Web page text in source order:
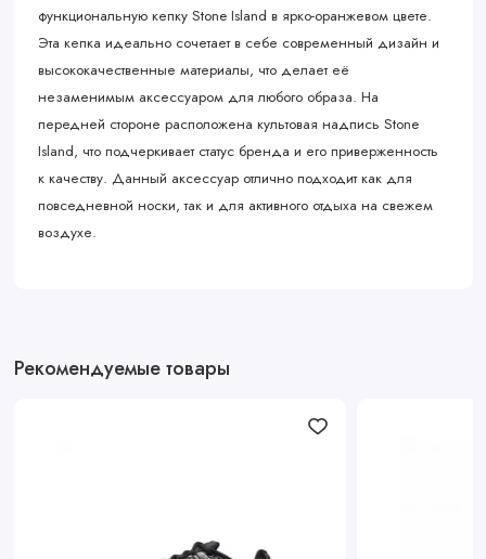
функциональную кепку Stone Island в ярко-оранжевом цвете.
Эта кепка идеально сочетает в себе современный дизайн и
высококачественные материалы, что делает её
незаменимым аксессуаром для любого образа. На
передней стороне расположена культовая надпись Stone
Island, что подчеркивает статус бренда и его приверженность
к качеству. Данный аксессуар отлично подходит как для
повседневной носки, так и для активного отдыха на свежем
воздухе.
Рекомендуемые товары